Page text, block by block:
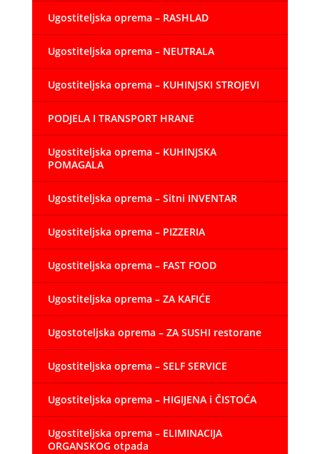
Ugostiteljska oprema – RASHLAD
Ugostiteljska oprema – NEUTRALA
Ugostiteljska oprema – KUHINJSKI STROJEVI
PODJELA I TRANSPORT HRANE
Ugostiteljska oprema – KUHINJSKA
POMAGALA
Ugostiteljska oprema – Sitni INVENTAR
Ugostiteljska oprema – PIZZERIA
Ugostiteljska oprema – FAST FOOD
Ugostiteljska oprema – ZA KAFIĆE
Ugostoteljska oprema – ZA SUSHI restorane
Ugostiteljska oprema – SELF SERVICE
Ugostiteljska oprema – HIGIJENA i ČISTOĆA
Ugostiteljska oprema – ELIMINACIJA
ORGANSKOG otpada